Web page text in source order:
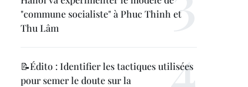
"commune socialiste" à Phuc Thinh et
Thu Lâm
📝Édito : Identifier les tactiques utilisées
pour semer le doute sur la